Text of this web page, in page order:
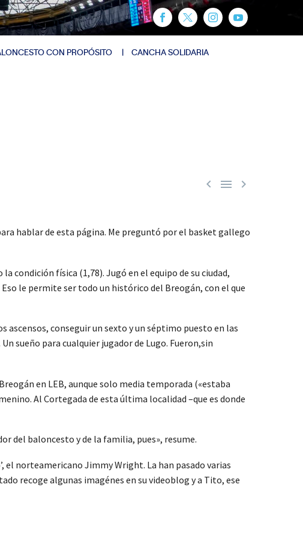
CON PROPÓSITO CANCHA SOLIDARIA
  
hablar de esta página. Me preguntó por el basket gallego
condición física (1,78). Jugó en el equipo de su ciudad,
le permite ser todo un histórico del Breogán, con el que
ascensos, conseguir un sexto y un séptimo puesto en las
sueño para cualquier jugador de Lugo. Fueron,sin
en LEB, aunque solo media temporada («estaba
Al Cortegada de esta última localidad –que es donde
del baloncesto y de la familia, pues», resume.
el norteamericano Jimmy Wright. La han pasado varias
recoge algunas imagénes en su videoblog y a Tito, ese